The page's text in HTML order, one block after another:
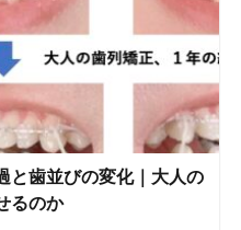
と歯並びの変化｜大人の
るのか